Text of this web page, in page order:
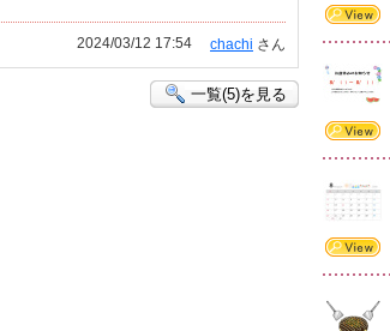
chachi さん
2024/03/12 17:54
一覧(5)を見る